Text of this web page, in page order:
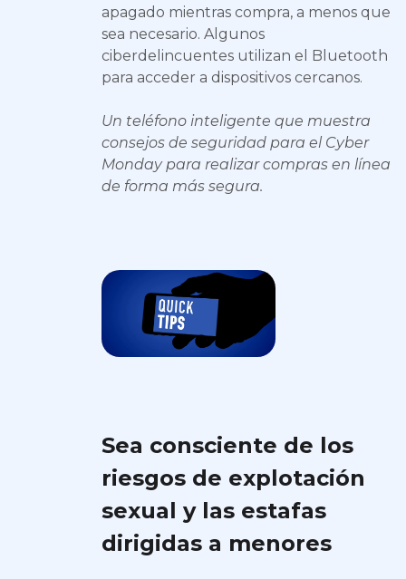
apagado mientras compra, a menos que
sea necesario. Algunos
ciberdelincuentes utilizan el Bluetooth
para acceder a dispositivos cercanos.
Un teléfono inteligente que muestra
consejos de seguridad para el Cyber
Monday para realizar compras en línea
de forma más segura.
Sea consciente de los
riesgos de explotación
sexual y las estafas
dirigidas a menores